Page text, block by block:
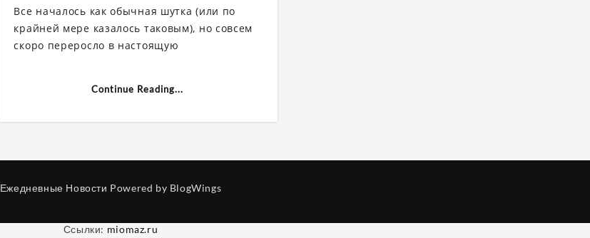
на
деле
Все началось как обычная шутка (или по
крайней мере казалось таковым), но совсем
скоро переросло в настоящую
Continue Reading...
Ежедневные Новости Powered by BlogWings
Ссылки: miomaz.ru